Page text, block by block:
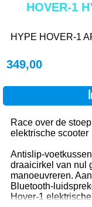
HOVER-1
HYPE HOVER-1
349,00
Race over de
elektrische scooter
Antislip-
draaicirkel van nul
manoeuvreren.
Bluetooth-
Hover-1